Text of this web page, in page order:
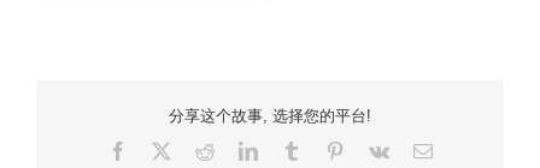
分享这个故事, 选择您的平台!
Facebook
红
领
电
电